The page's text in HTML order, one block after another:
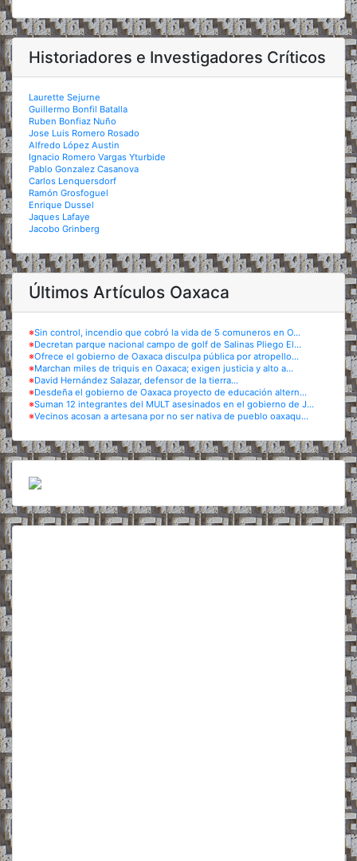
Historiadores e Investigadores Críticos
Laurette Sejurne
Guillermo Bonfil Batalla
Ruben Bonfiaz Nuño
Jose Luis Romero Rosado
Alfredo López Austin
Ignacio Romero Vargas Yturbide
Pablo Gonzalez Casanova
Carlos Lenquersdorf
Ramón Grosfoguel
Enrique Dussel
Jaques Lafaye
Jacobo Grinberg
Últimos Artículos Oaxaca
※Sin control, incendio que cobró la vida de 5 comuneros en O...
※Decretan parque nacional campo de golf de Salinas Pliego El...
※Ofrece el gobierno de Oaxaca disculpa pública por atropello...
※Marchan miles de triquis en Oaxaca; exigen justicia y alto a...
※David Hernández Salazar, defensor de la tierra...
※Desdeña el gobierno de Oaxaca proyecto de educación altern...
※Suman 12 integrantes del MULT asesinados en el gobierno de J...
※Vecinos acosan a artesana por no ser nativa de pueblo oaxaqu...